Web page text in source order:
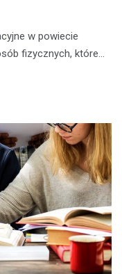
w powiecie
fizycznych, które…